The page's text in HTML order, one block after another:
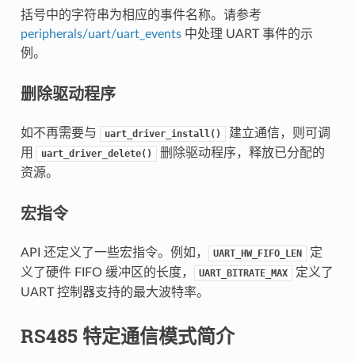
括号中的字符串为相应的事件名称。请参考
peripherals/uart/uart_events中处理 UART 事件的示
例。
删除驱动程序
如不再需要与 uart_driver_install()
建立通信，则可调
用
uart_driver_delete()
删除驱动程序，释放已分配的
资源。
宏指令
API 还定义了一些宏指令。例如， UART_HW_FIFO_LEN
定
义了硬件 FIFO 缓冲区的长度，
UART_BITRATE_MAX
定义了
UART 控制器支持的最大波特率。
RS485 特定通信模式简介